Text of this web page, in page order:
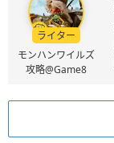
ライター
モンハンワイルズ
攻略@Game8